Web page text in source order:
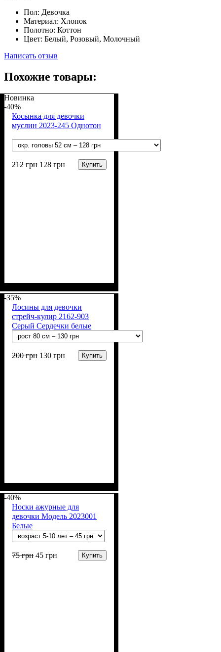
Пол: Девочка
Материал: Хлопок
Полотно: Коттон
Цвет: Белый, Розовый, Молочный
Написать отзыв
Похожие товары:
Новинка
-40%
Косынка для девочки
муслин 2023-245 Однотон
212грн 128 грн Купить
хлопок)
Белый
-35%
Лосины для девочки
стрейч-кулир 2162-903
Серый Сердечки белые
200грн 130 грн Купить
рапорт (95% х/б, 5% лайкра)
-40%
Носки ажурные для
девочки Модель 2023001
Белые
75грн 45 грн Купить